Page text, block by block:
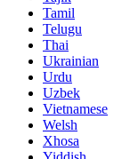
Tamil
Telugu
Thai
Ukrainian
Urdu
Uzbek
Vietnamese
Welsh
Xhosa